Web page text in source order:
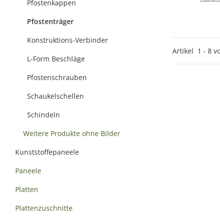
Artikel 1 - 8
Pfostenkappen
Pfostenträger
Konstruktions-Verbinder
L-Form Beschläge
Pfostenschrauben
Schaukelschellen
Schindeln
Weitere Produkte ohne Bilder
Kunststoffepaneele
Paneele
Platten
Plattenzuschnitte